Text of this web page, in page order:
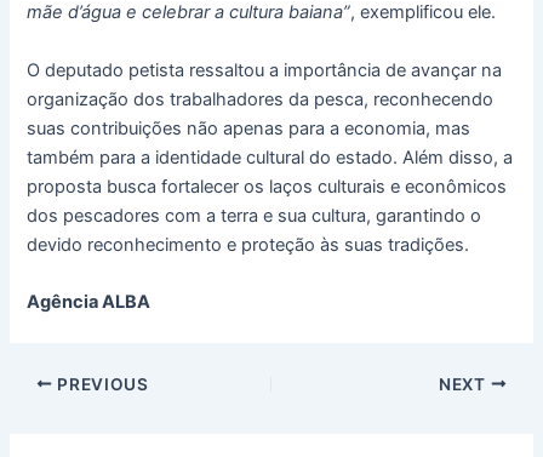
mãe d’água e celebrar a cultura baiana”, exemplificou ele.
O deputado petista ressaltou a importância de avançar na
organização dos trabalhadores da pesca, reconhecendo
suas contribuições não apenas para a economia, mas
também para a identidade cultural do estado. Além disso, a
proposta busca fortalecer os laços culturais e econômicos
dos pescadores com a terra e sua cultura, garantindo o
devido reconhecimento e proteção às suas tradições.
Agência ALBA
PREVIOUS NEXT